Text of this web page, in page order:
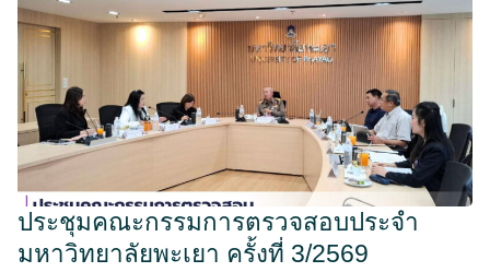
ประชุมคณะกรรมการตรวจสอบประจำ
มหาวิทยาลัยพะเยา ครั้งที่ 3/2569